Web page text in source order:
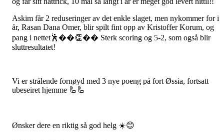
Askim får 2 reduseringer av det enkle slaget, men nykommer for i
år, Rasan Dana Omer, blir spilt fint opp av Kristoffer Korum, og
pang i nettet🕺��👏�� Sterk scoring og 5-2, som også blir
sluttresultatet!
Vi er strålende fornøyd med 3 nye poeng på fort Øssia, fortsatt
ubeseiret hjemme 🦾🦾
Ønsker dere en riktig så god helg ☀️😊